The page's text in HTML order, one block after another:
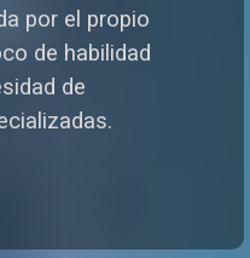
por el propio
de habilidad
de